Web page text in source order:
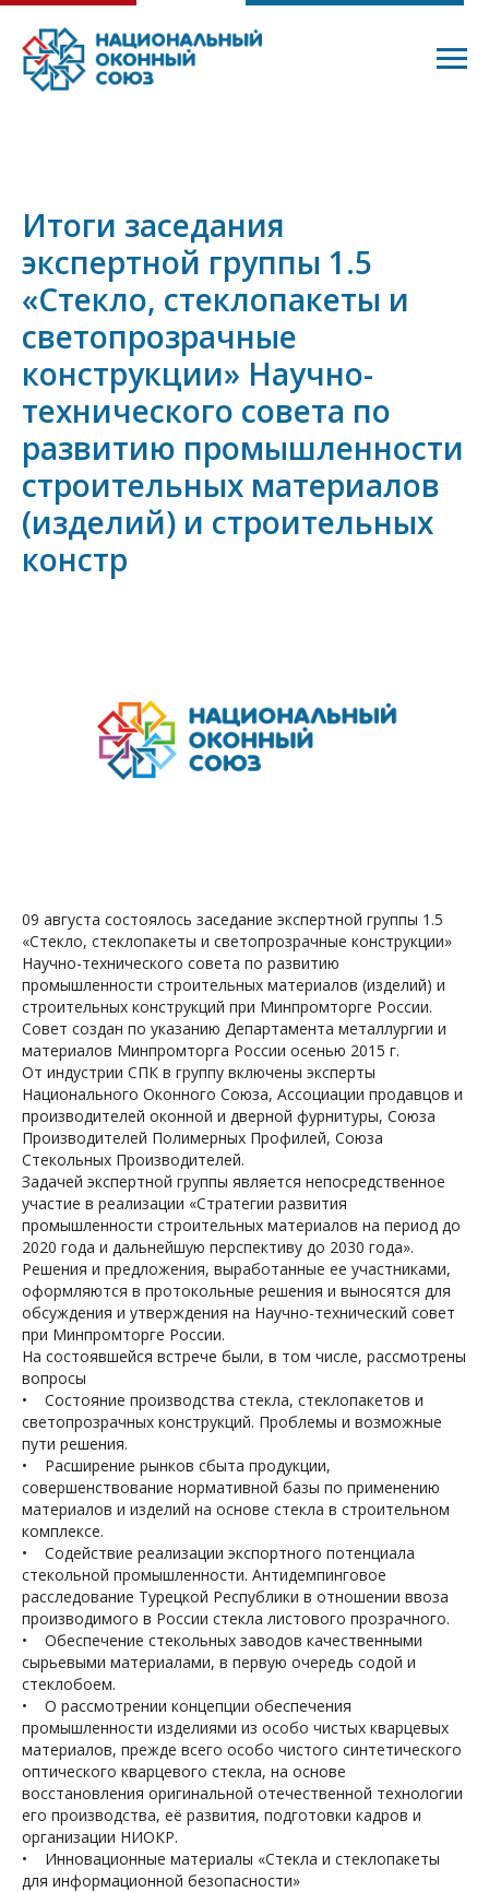
Итоги заседания
экспертной группы 1.5
«Стекло, стеклопакеты и
светопрозрачные
конструкции» Научно-
технического совета по
развитию промышленности
строительных материалов
(изделий) и строительных
констр
09 августа состоялось заседание экспертной группы 1.5
«Стекло, стеклопакеты и светопрозрачные конструкции»
Научно-технического совета по развитию
промышленности строительных материалов (изделий) и
строительных конструкций при Минпромторге России.
Совет создан по указанию Департамента металлургии и
материалов Минпромторга России осенью 2015 г.
От индустрии СПК в группу включены эксперты
Национального Оконного Союза, Ассоциации продавцов и
производителей оконной и дверной фурнитуры, Союза
Производителей Полимерных Профилей, Союза
Стекольных Производителей.
Задачей экспертной группы является непосредственное
участие в реализации «Стратегии развития
промышленности строительных материалов на период до
2020 года и дальнейшую перспективу до 2030 года».
Решения и предложения, выработанные ее участниками,
оформляются в протокольные решения и выносятся для
обсуждения и утверждения на Научно-технический совет
при Минпромторге России.
На состоявшейся встрече были, в том числе, рассмотрены
вопросы
• Состояние производства стекла, стеклопакетов и
светопрозрачных конструкций. Проблемы и возможные
пути решения.
• Расширение рынков сбыта продукции,
совершенствование нормативной базы по применению
материалов и изделий на основе стекла в строительном
комплексе.
• Содействие реализации экспортного потенциала
стекольной промышленности. Антидемпинговое
расследование Турецкой Республики в отношении ввоза
производимого в России стекла листового прозрачного.
• Обеспечение стекольных заводов качественными
сырьевыми материалами, в первую очередь содой и
стеклобоем.
• О рассмотрении концепции обеспечения
промышленности изделиями из особо чистых кварцевых
материалов, прежде всего особо чистого синтетического
оптического кварцевого стекла, на основе
восстановления оригинальной отечественной технологии
его производства, её развития, подготовки кадров и
организации НИОКР.
• Инновационные материалы «Стекла и стеклопакеты
для информационной безопасности»